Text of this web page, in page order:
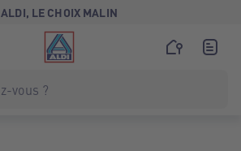
ALDI, LE CHOIX MALIN